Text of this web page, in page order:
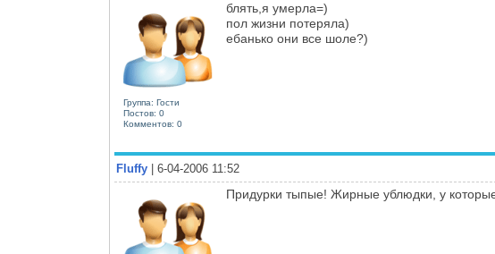
Группа: Гости
Постов: 0
Комментов: 0
блять,я умерла=)
пол жизни потеряла)
ебанько они все шоле?)
Fluffy | 6-04-2006 11:52
Придурки тыпые! Жирные ублюдки, у